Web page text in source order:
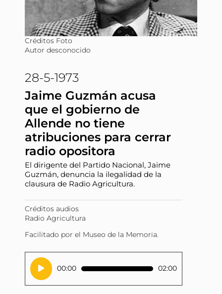
28-5-1973
Jaime Guzmán acusa
que el gobierno de
Allende no tiene
atribuciones para cerrar
radio opositora
El dirigente del Partido Nacional, Jaime
Guzmán, denuncia la ilegalidad de la
clausura de Radio Agricultura.
Créditos audios
Radio Agricultura
Facilitado por el Museo de la Memoria.
Reproductor
de
audio
00:00 02:00
Créditos Foto
Autor desconocido